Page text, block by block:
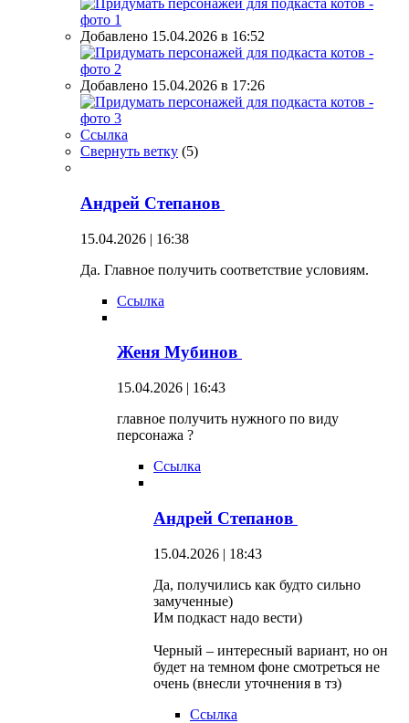
Добавлено 15.04.2026 в 16:52
Добавлено 15.04.2026 в 17:26
Ссылка
Свернуть ветку (5)
Андрей Степанов
15.04.2026 | 16:38
Да. Главное получить соответствие условиям.
Ссылка
Женя Мубинов
15.04.2026 | 16:43
главное получить нужного по виду
персонажа ?
Ссылка
Андрей Степанов
15.04.2026 | 18:43
Да, получились как будто сильно
замученные)
Им подкаст надо вести)
Черный – интересный вариант, но он
будет на темном фоне смотреться не
очень (внесли уточнения в тз)
Ссылка